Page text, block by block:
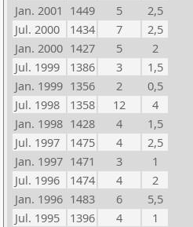
Jan. 2001 1449 5
2,5
Jul. 2000
1434 7
2,5
Jan. 2000 1427 5
2
Jul. 1999
1386 3
1,5
Jan. 1999 1356 2
0,5
Jul. 1998
1358 12
4
Jan. 1998 1428 4
1,5
Jul. 1997
1475 4
2,5
Jan. 1997 1471 3
1
Jul. 1996
1474 4
2
Jan. 1996 1483 6
5,5
Jul. 1995
1396 4
1